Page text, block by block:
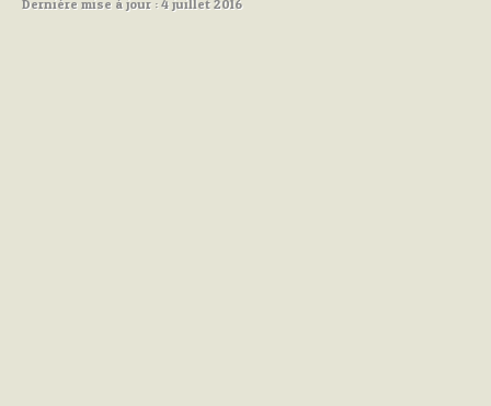
Dernière mise à jour : 4 juillet 2016